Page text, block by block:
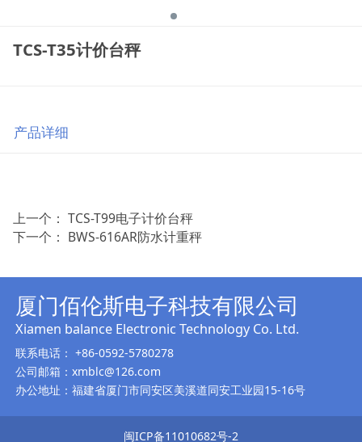
TCS-T35计价台秤
产品详细
上一个： TCS-T99电子计价台秤
下一个： BWS-616AR防水计重秤
厦门佰伦斯电子科技有限公司
Xiamen balance Electronic Technology Co. Ltd.
联系电话： +86-0592-5780278
公司邮箱：xmblc@126.com
办公地址：福建省厦门市同安区美溪道同安工业园15-16号
闽ICP备11010682号-2